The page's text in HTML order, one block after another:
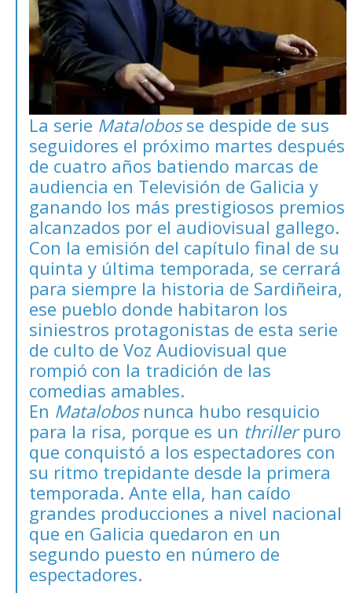
La serie Matalobosse despide de sus
seguidores el próximo martes después
de cuatro años batiendo marcas de
audiencia en Televisión de Galicia y
ganando los más prestigiosos premios
alcanzados por el audiovisual gallego.
Con la emisión del capítulo final de su
quinta y última temporada, se cerrará
para siempre la historia de Sardiñeira,
ese pueblo donde habitaron los
siniestros protagonistas de esta serie
de culto de Voz Audiovisual que
rompió con la tradición de las
comedias amables.
En Matalobosnunca hubo resquicio
para la risa, porque es un thrillerpuro
que conquistó a los espectadores con
su ritmo trepidante desde la primera
temporada. Ante ella, han caído
grandes producciones a nivel nacional
que en Galicia quedaron en un
segundo puesto en número de
espectadores.